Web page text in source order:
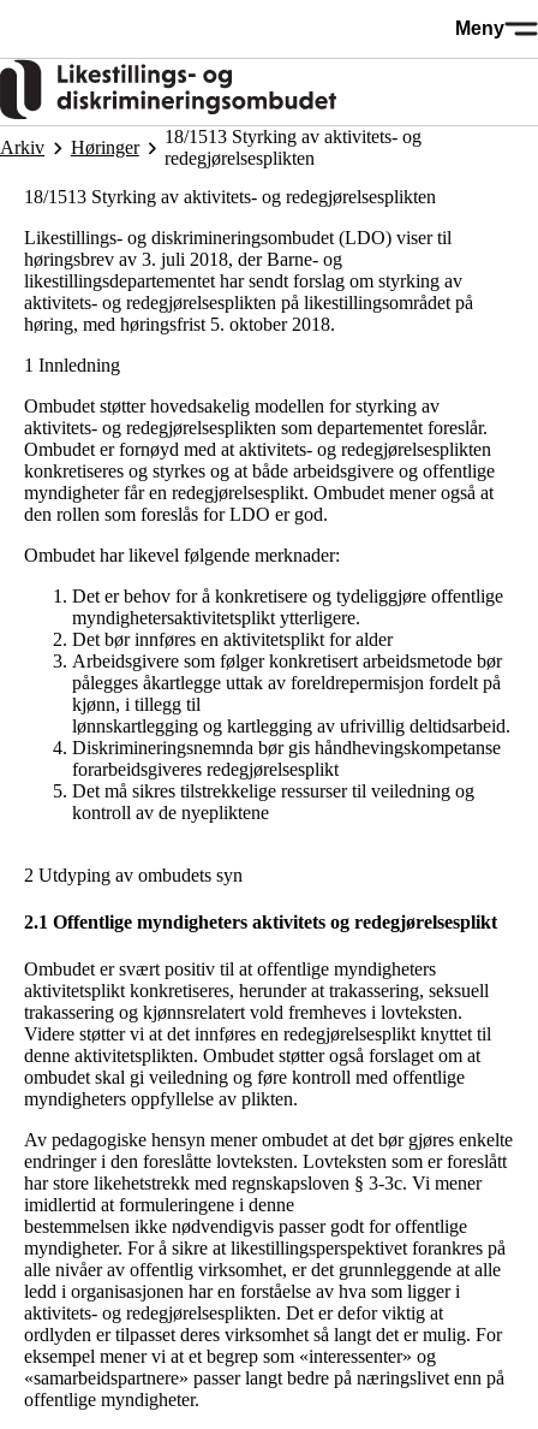
Meny
Arkiv Høringer
18/1513 Styrking av aktivitets- og
redegjørelsesplikten
18/1513 Styrking av aktivitets- og redegjørelsesplikten
Likestillings- og diskrimineringsombudet (LDO) viser til
høringsbrev av 3. juli 2018, der Barne- og
likestillingsdepartementet har sendt forslag om styrking av
aktivitets- og redegjørelsesplikten på likestillingsområdet på
høring, med høringsfrist 5. oktober 2018.
1 Innledning
Ombudet støtter hovedsakelig modellen for styrking av
aktivitets- og redegjørelsesplikten som departementet foreslår.
Ombudet er fornøyd med at aktivitets- og redegjørelsesplikten
konkretiseres og styrkes og at både arbeidsgivere og offentlige
myndigheter får en redegjørelsesplikt. Ombudet mener også at
den rollen som foreslås for LDO er god.
Ombudet har likevel følgende merknader:
Det er behov for å konkretisere og tydeliggjøre offentlige
myndighetersaktivitetsplikt ytterligere.
Det bør innføres en aktivitetsplikt for alder
Arbeidsgivere som følger konkretisert arbeidsmetode bør
pålegges åkartlegge uttak av foreldrepermisjon fordelt på
kjønn, i tillegg til
lønnskartlegging og kartlegging av ufrivillig deltidsarbeid.
Diskrimineringsnemnda bør gis håndhevingskompetanse
forarbeidsgiveres redegjørelsesplikt
Det må sikres tilstrekkelige ressurser til veiledning og
kontroll av de nyepliktene
2 Utdyping av ombudets syn
2.1 Offentlige myndigheters aktivitets og redegjørelsesplikt
Ombudet er svært positiv til at offentlige myndigheters
aktivitetsplikt konkretiseres, herunder at trakassering, seksuell
trakassering og kjønnsrelatert vold fremheves i lovteksten.
Videre støtter vi at det innføres en redegjørelsesplikt knyttet til
denne aktivitetsplikten. Ombudet støtter også forslaget om at
ombudet skal gi veiledning og føre kontroll med offentlige
myndigheters oppfyllelse av plikten.
Av pedagogiske hensyn mener ombudet at det bør gjøres enkelte
endringer i den foreslåtte lovteksten. Lovteksten som er foreslått
har store likehetstrekk med regnskapsloven § 3-3c. Vi mener
imidlertid at formuleringene i denne
bestemmelsen ikke nødvendigvis passer godt for offentlige
myndigheter. For å sikre at likestillingsperspektivet forankres på
alle nivåer av offentlig virksomhet, er det grunnleggende at alle
ledd i organisasjonen har en forståelse av hva som ligger i
aktivitets- og redegjørelsesplikten. Det er defor viktig at
ordlyden er tilpasset deres virksomhet så langt det er mulig. For
eksempel mener vi at et begrep som «interessenter» og
«samarbeidspartnere» passer langt bedre på næringslivet enn på
offentlige myndigheter.